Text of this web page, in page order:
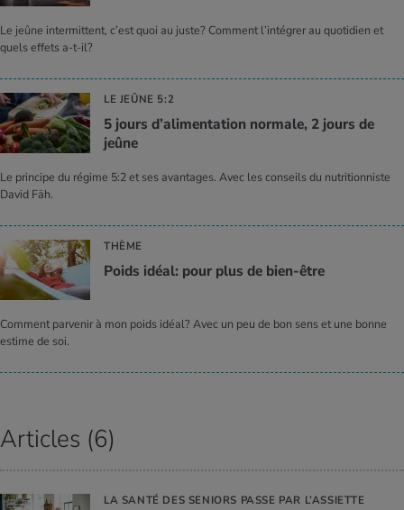
Le jeûne intermittent, c’est quoi au juste? Comment l’intégrer au quotidien et
quels effets a-t-il?
LE JEÛNE 5:2
5 jours d’ali­men­ta­tion nor­male, 2 jours de
jeûne
Le principe du régime 5:2 et ses avantages. Avec les conseils du nutritionniste
David Fäh.
THÈME
Poids idéal: pour plus de bien-être
Comment parvenir à mon poids idéal? Avec un peu de bon sens et une bonne
estime de soi.
Articles (6)
LA SANTÉ DES SENIORS PASSE PAR L’ASSIETTE